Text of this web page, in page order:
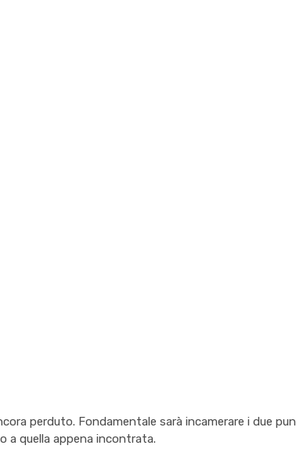
perduto. Fondamentale sarà incamerare i due
a quella appena incontrata.